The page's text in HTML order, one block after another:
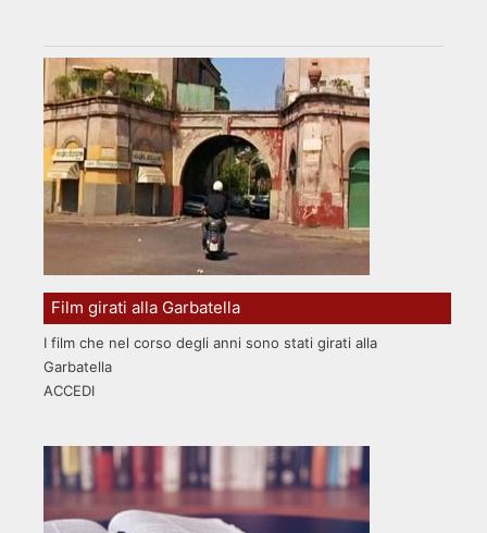
Film girati alla Garbatella
I film che nel corso degli anni sono stati girati alla
Garbatella
ACCEDI